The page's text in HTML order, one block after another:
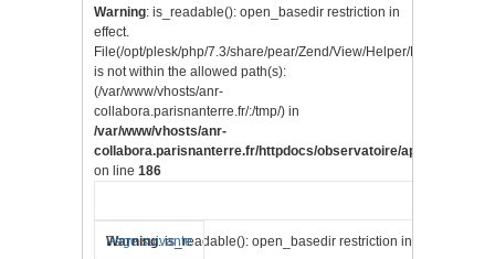
Warning: is_readable(): open_basedir restriction in
effect.
File(/opt/plesk/php/7.3/share/pear/Zend/View/Helper/Navigation/
is not within the allowed path(s):
(/var/www/vhosts/anr-
collabora.parisnanterre.fr/:/tmp/) in
/var/www/vhosts/anr-
collabora.parisnanterre.fr/httpdocs/observatoire/application/
on line 186
Warning: is_readable(): open_basedir restriction in effect.
Page suivante